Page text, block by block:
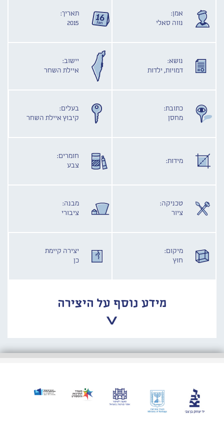
אמן:
נווה סאלי
תאריך:
2015
נושא:
דמויות, ילדות
יישוב:
איילת השחר
כתובת:
מחסן
בעלים:
קיבוץ איילת השחר
מידות:
חומרים:
צבע
טכניקה:
ציור
מבנה:
ציבורי
מיקום:
חוץ
יצירה קיימת
כן
מידע נוסף על היצירה